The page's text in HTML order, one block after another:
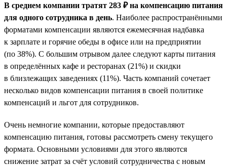
В среднем компании тратят 283 ₽ на компенсацию питания
для одного сотрудника в день. Наиболее распространёнными
форматами компенсации являются ежемесячная надбавка
к зарплате и горячие обеды в офисе или на предприятии
(по 38%). С большим отрывом далее следуют карты питания
в определённых кафе и ресторанах (21%) и скидки
в близлежащих заведениях (11%). Часть компаний сочетает
несколько видов компенсации питания в своей политике
компенсаций и льгот для сотрудников.
Очень немногие компании, которые предоставляют
компенсацию питания, готовы рассмотреть смену текущего
формата. Основными условиями для этого являются
снижение затрат за счёт условий сотрудничества с новым